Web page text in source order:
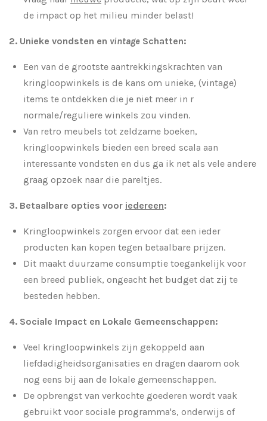
de impact op het milieu minder belast!
2. Unieke vondsten en vintage Schatten:
Een van de grootste aantrekkingskrachten van
kringloopwinkels is de kans om unieke, (vintage)
items te ontdekken die je niet meer in r
normale/reguliere winkels zou vinden.
Van retro meubels tot zeldzame boeken,
kringloopwinkels bieden een breed scala aan
interessante vondsten en dus ga ik net als vele andere
graag opzoek naar die pareltjes.
3. Betaalbare opties voor iedereen:
Kringloopwinkels zorgen ervoor dat een ieder
producten kan kopen tegen betaalbare prijzen.
Dit maakt duurzame consumptie toegankelijk voor
een breed publiek, ongeacht het budget dat zij te
besteden hebben.
4. Sociale Impact en Lokale Gemeenschappen:
Veel kringloopwinkels zijn gekoppeld aan
liefdadigheidsorganisaties en dragen daarom ook
nog eens bij aan de lokale gemeenschappen.
De opbrengst van verkochte goederen wordt vaak
gebruikt voor sociale programma's, onderwijs of